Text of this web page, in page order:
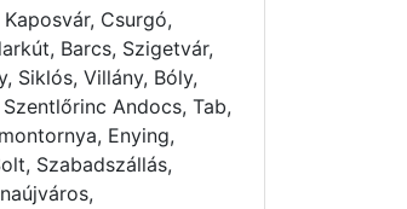
Csurgó,
Barcs, Szigetvár,
Siklós, Villány, Bóly,
Andocs, Tab,
Enying,
Szabadszállás,